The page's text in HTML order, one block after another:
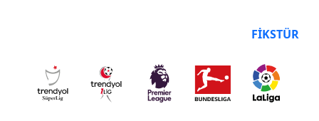
FIKSTÜR